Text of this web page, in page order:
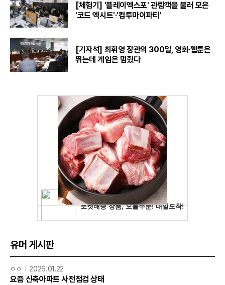
[체험기] '플레이엑스포' 관람객을 불러 모은
'코드 엑시트'·'컴투마이파티'
[기자석] 최휘영 장관의 300일, 영화·웹툰은
뛰는데 게임은 멈췄다
유머 게시판
ㅇㅇ 2026.01.22
요즘 신축아파트 사전점검 상태